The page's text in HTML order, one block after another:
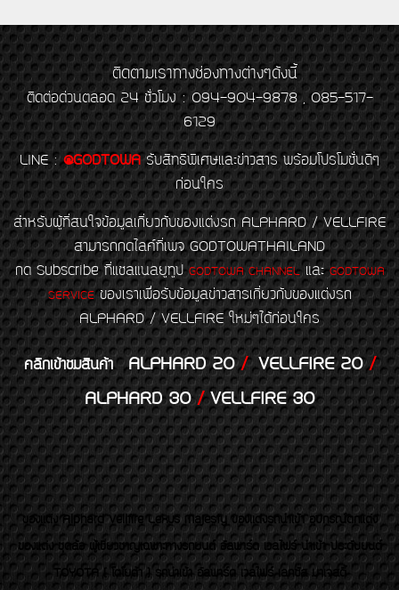
ติดตามเราทางช่องทางต่างๆดังนี้
ติดต่อด่วนตลอด 24 ชั่วโมง : 094-904-9878 , 085-517-
6129
LINE : @GODTOWA รับสิทธิพิเศษและข่าวสาร พร้อมโปรโมชั่นดีๆ
ก่อนใคร
สำหรับผู้ที่สนใจข้อมูลเกี่ยวกับของแต่งรถ ALPHARD / VELLFIRE
สามารถกดไลค์ที่เพจ GODTOWATHAILAND
กด Subscribe ที่แชลแนลยูทูป GODTOWA CHANNELและGODTOWA
SERVICEของเราเพื่อรับข้อมูลข่าวสารเกี่ยวกับของแต่งรถ
ALPHARD / VELLFIRE ใหม่ๆได้ก่อนใคร
คลิกเข้าชมสินค้า ALPHARD 20/VELLFIRE 20/
ALPHARD 30/VELLFIRE 30
ของเเต่ง Alphard Vellfire Lexus Majesty ของเเต่งรถนำเข้า อุปกรณ์ตกแต่ง
ของแต่ง ชุดล้อ ผู้เชี่ยวชาญเฉพาะทางรถยนต์ อัลพาร์ด เวลไฟร์ นำเข้า ประดับยนต์
TOYOTA ( โตโยต้า ) รถนำเข้า อัลพาร์ด เวลไฟร์ เลกซัส มาเจสตี้